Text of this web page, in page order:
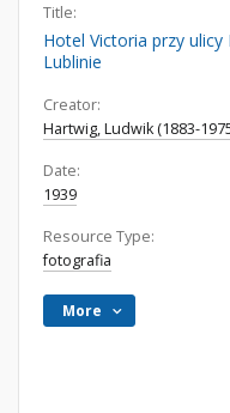
Title:
Hotel Victoria przy
Lublinie
Creator:
Hartwig, Ludwik (1883-
Date:
1939
Resource Type:
fotografia
More